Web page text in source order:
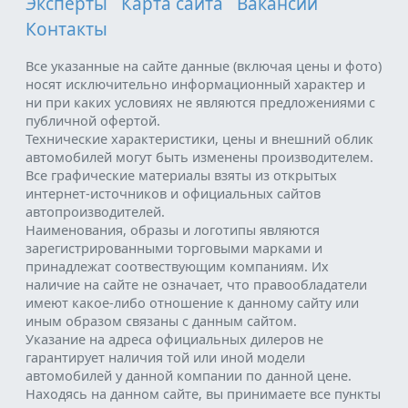
Контакты
Все указанные на сайте данные (включая цены и фото)
носят исключительно информационный характер и
ни при каких условиях не являются предложениями с
публичной офертой.
Технические характеристики, цены и внешний облик
автомобилей могут быть изменены производителем.
Все графические материалы взяты из открытых
интернет-источников и официальных сайтов
автопроизводителей.
Наименования, образы и логотипы являются
зарегистрированными торговыми марками и
принадлежат соотвествующим компаниям. Их
наличие на сайте не означает, что правообладатели
имеют какое-либо отношение к данному сайту или
иным образом связаны с данным сайтом.
Указание на адреса официальных дилеров не
гарантирует наличия той или иной модели
автомобилей у данной компании по данной цене.
Находясь на данном сайте, вы принимаете все пункты